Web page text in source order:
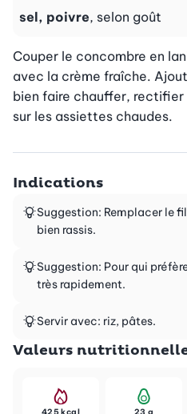
sel, poivre, selon goût
Couper le concombre en
avec la crème fraîche.
bien faire chauffer, rectifier
sur les assiettes chaudes.
Indications
Suggestion: Remplacer le
bien rassis.
Suggestion: Pour qui
très rapidement.
Servir avec: riz, pâtes.
Valeurs